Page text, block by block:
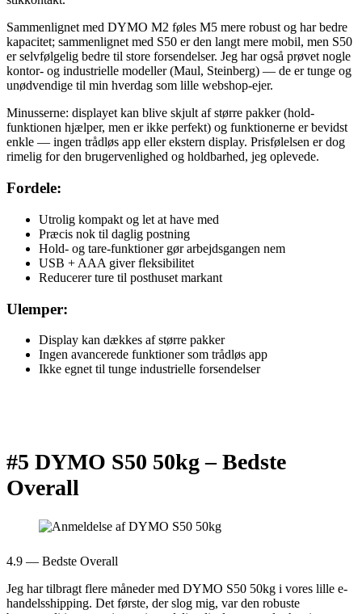
Sammenlignet med DYMO M2 føles M5 mere robust og har bedre
kapacitet; sammenlignet med S50 er den langt mere mobil, men S50
er selvfølgelig bedre til store forsendelser. Jeg har også prøvet nogle
kontor- og industrielle modeller (Maul, Steinberg) — de er tunge og
unødvendige til min hverdag som lille webshop-ejer.
Minusserne: displayet kan blive skjult af større pakker (hold-
funktionen hjælper, men er ikke perfekt) og funktionerne er bevidst
enkle — ingen trådløs app eller ekstern display. Prisfølelsen er dog
rimelig for den brugervenlighed og holdbarhed, jeg oplevede.
Fordele:
Utrolig kompakt og let at have med
Præcis nok til daglig postning
Hold- og tare-funktioner gør arbejdsgangen nem
USB + AAA giver fleksibilitet
Reducerer ture til posthuset markant
Ulemper:
Display kan dækkes af større pakker
Ingen avancerede funktioner som trådløs app
Ikke egnet til tunge industrielle forsendelser
#5 DYMO S50 50kg –Bedste
Overall
4.9 — Bedste Overall
Jeg har tilbragt flere måneder med DYMO S50 50kg i vores lille e-
handelsshipping. Det første, der slog mig, var den robuste